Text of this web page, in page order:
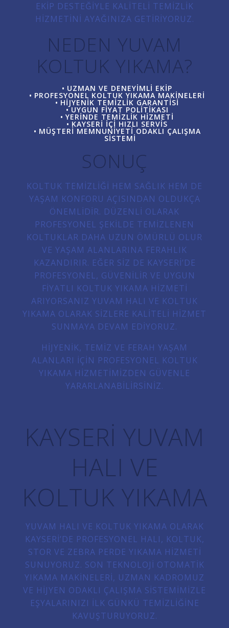
EKIP DESTEĞIYLE KALITELI TEMIZLIK
HIZMETINI AYAĞINIZA GETIRIYORUZ.
NEDEN YUVAM
KOLTUK YIKAMA?
UZMAN VE DENEYIMLI EKIP
PROFESYONEL KOLTUK YIKAMA MAKINELERI
HIJYENIK TEMIZLIK GARANTISI
UYGUN FIYAT POLITIKASI
YERINDE TEMIZLIK HIZMETI
KAYSERI IÇI HIZLI SERVIS
MÜŞTERI MEMNUNIYETI ODAKLI ÇALIŞMA
SISTEMI
SONUÇ
KOLTUK TEMIZLIĞI HEM SAĞLIK HEM DE
YAŞAM KONFORU AÇISINDAN OLDUKÇA
ÖNEMLIDIR. DÜZENLI OLARAK
PROFESYONEL ŞEKILDE TEMIZLENEN
KOLTUKLAR DAHA UZUN ÖMÜRLÜ OLUR
VE YAŞAM ALANLARINA FERAHLIK
KAZANDIRIR. EĞER SIZ DE KAYSERI’DE
PROFESYONEL, GÜVENILIR VE UYGUN
FIYATLI KOLTUK YIKAMA HIZMETI
ARIYORSANIZ YUVAM HALI VE KOLTUK
YIKAMA OLARAK SIZLERE KALITELI HIZMET
SUNMAYA DEVAM EDIYORUZ.
HIJYENIK, TEMIZ VE FERAH YAŞAM
ALANLARI IÇIN PROFESYONEL KOLTUK
YIKAMA HIZMETIMIZDEN GÜVENLE
YARARLANABILIRSINIZ.
KAYSERI YUVAM
HALI VE
KOLTUK YIKAMA
YUVAM HALI VE KOLTUK YIKAMA OLARAK
KAYSERI’DE PROFESYONEL HALI, KOLTUK,
STOR VE ZEBRA PERDE YIKAMA HIZMETI
SUNUYORUZ. SON TEKNOLOJI OTOMATIK
YIKAMA MAKINELERI, UZMAN KADROMUZ
VE HIJYEN ODAKLI ÇALIŞMA SISTEMIMIZLE
EŞYALARINIZI ILK GÜNKÜ TEMIZLIĞINE
KAVUŞTURUYORUZ.